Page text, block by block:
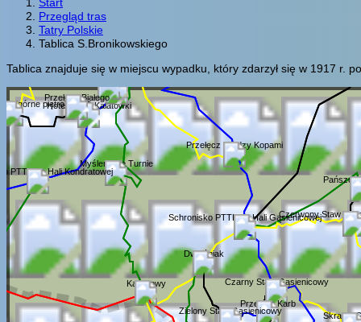
Przegląd tras
Tatry Polskie
Tablica S.Bronikowskiego
Tablica znajduje się w miejscu wypadku, który zdarzył się w 1917 r.
Czarny Staw Gąsienicowy
Czerwony Staw w
(górne piętro)
Dwoiśniak
Hotel PTTK Kalatówki
Kasprowy
Klasztor Albertynów
Myślenickie Turnie
Przełęcz Białego
Przełęcz Karb
Przełęcz między Kopami
Schronisko PTTK na Hali Gąsienicowej
PTTK na Hali Kondratowej
Skrajny
Zielony Staw Gąsienicowy